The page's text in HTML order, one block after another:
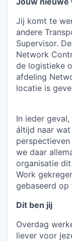
Jij komt te
andere
Supervisor.
Network
de logistieke
afdeling
locatie is
In ieder
áltijd naar
we daar
organisatie
Work
gebaseerd op
Dit ben jij
Overdag
liever voor